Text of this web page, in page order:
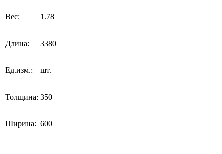
Вес: 1.78
Длина: 3380
Ед.изм.: шт.
Толщина: 350
Ширина: 600